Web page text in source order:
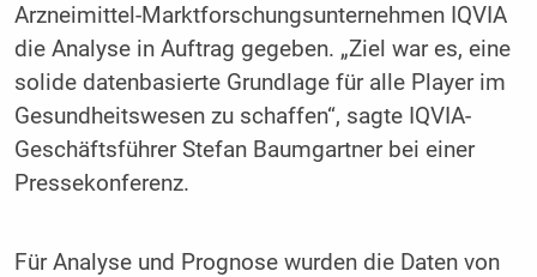
Arzneimittel-Marktforschungsunternehmen IQVIA
die Analyse in Auftrag gegeben. „Ziel war es, eine
solide datenbasierte Grundlage für alle Player im
Gesundheitswesen zu schaffen“, sagte IQVIA-
Geschäftsführer Stefan Baumgartner bei einer
Pressekonferenz.
Für Analyse und Prognose wurden die Daten von